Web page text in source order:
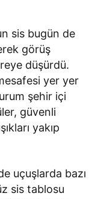
sis bugün de
görüş
düşürdü.
yer yer
şehir içi
güvenli
yakıp
uçuşlarda bazı
sis tablosu